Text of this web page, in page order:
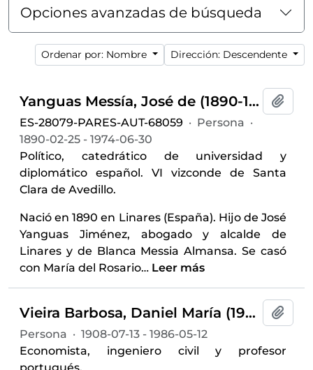
Opciones avanzadas de búsqueda
Ordenar por: Nombre Dirección: Descendente
Yanguas Messía, José de (1890-1974)
ES-28079-PARES-AUT-68059 · Persona ·
1890-02-25 - 1974-06-30
Político, catedrático de universidad y
diplomático español. VI vizconde de Santa
Clara de Avedillo.
Nació en 1890 en Linares (España). Hijo de José
Yanguas Jiménez, abogado y alcalde de
Linares y de Blanca Messia Almansa. Se casó
con María del Rosario… Leer más
Vieira Barbosa, Daniel María (1908-1986)
Persona · 1908-07-13 - 1986-05-12
Economista, ingeniero civil y profesor